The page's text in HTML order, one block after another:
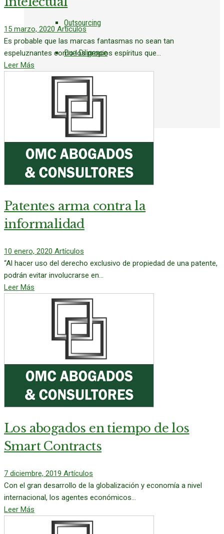
Outsourcing
Due Diligence
Constitución de Empresas
Tasaciones
CLIENTES
CONSULTAS
15 marzo, 2020 Artículos
Es probable que las marcas fantasmas no sean tan
espeluznantes como los propios espíritus que...
Leer Más
Patentes arma contra la
informalidad
10 enero, 2020 Artículos
“Al hacer uso del derecho exclusivo de propiedad de una patente,
podrán evitar involucrarse en...
Leer Más
Los abogados en tiempo de los
Smart Contracts
7 diciembre, 2019 Artículos
Con el gran desarrollo de la globalización y economía a nivel
internacional, los agentes económicos...
Leer Más